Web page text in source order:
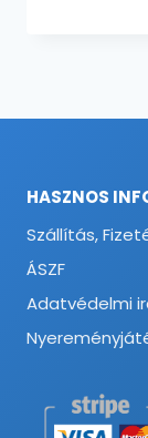
HASZNOS
Szállítás,
ÁSZF
Adatvédelmi